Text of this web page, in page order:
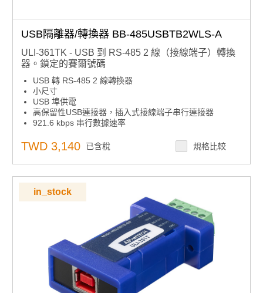
USB隔離器/轉換器 BB-485USBTB2WLS-A
ULI-361TK - USB 到 RS-485 2 線（接線端子）轉換
器。鎖定的賽爾號碼
USB 轉 RS-485 2 線轉換器
小尺寸
USB 埠供電
高保留性USB連接器，插入式接線端子串行連接器
921.6 kbps 串行數據速率
鎖定序列號 - 簡化服務池中的使用
TWD 3,140 已含稅 規格比較
in_stock